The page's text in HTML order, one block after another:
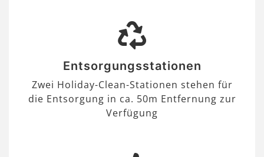
Entsorgungsstationen
Zwei Holiday-Clean-Stationen stehen für
die Entsorgung in ca. 50m Entfernung zur
Verfügung